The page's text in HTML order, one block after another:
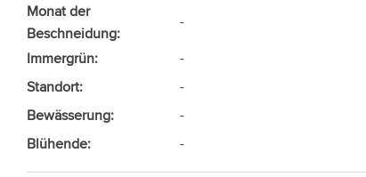
Monat der
Beschneidung:
-
Immergrün:
-
Standort:
-
Bewässerung:
-
Blühende:
-